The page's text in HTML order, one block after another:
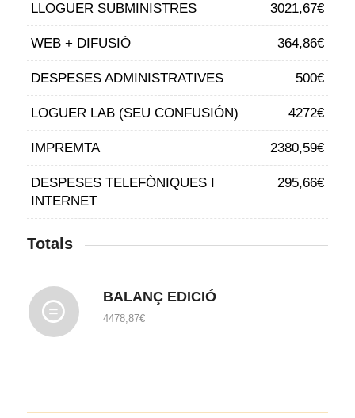
LLOGUER SUBMINISTRES 3021,67€
WEB + DIFUSIÓ 364,86€
DESPESES ADMINISTRATIVES 500€
LOGUER LAB (SEU CONFUSIÓN) 4272€
IMPREMTA 2380,59€
DESPESES TELEFÒNIQUES I
INTERNET
295,66€
Totals
BALANÇ EDICIÓ
4478,87€